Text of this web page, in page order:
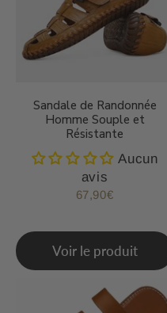
Sandale de Randonnée
Homme Souple et
Résistante
Aucun
avis
Prix
67,90€
Voir le produit